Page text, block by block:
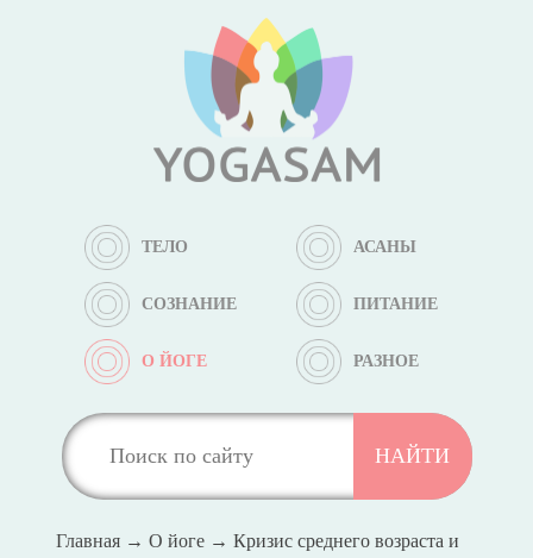
ТЕЛО АСАНЫ
СОЗНАНИЕ ПИТАНИЕ
О ЙОГЕ РАЗНОЕ
Главная→ О йоге→ Кризис среднего возраста и